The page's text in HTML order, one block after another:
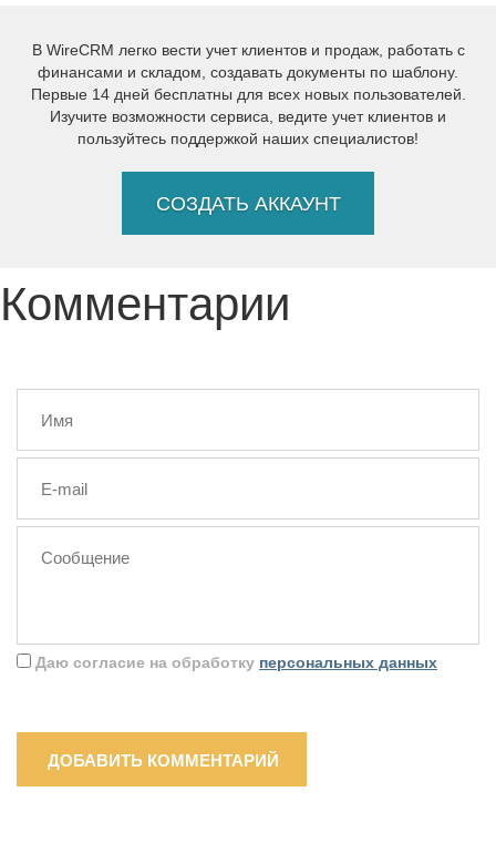
В WireCRM легко вести учет клиентов и продаж, работать с
финансами и складом, создавать документы по шаблону.
Первые 14 дней бесплатны для всех новых пользователей.
Изучите возможности сервиса, ведите учет клиентов и
пользуйтесь поддержкой наших специалистов!
СОЗДАТЬ АККАУНТ
Комментарии
Даю согласие на обработку персональных данных
ДОБАВИТЬ КОММЕНТАРИЙ